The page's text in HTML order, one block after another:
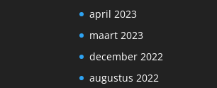
april 2023
maart 2023
december 2022
augustus 2022